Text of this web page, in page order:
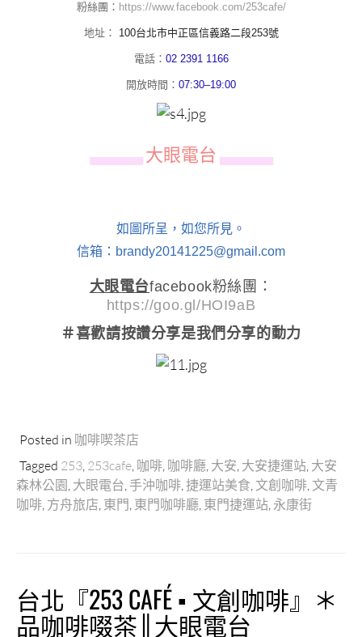
粉絲團： https://www.facebook.com/253cafe/
地址： 100台北市中正區信義路二段253號
電話： 02 2391 1166
開放時間： 07:30–19:00
▄▄▄▄▄▄ 大眼電台 ▄▄▄▄▄▄
如圖所呈，如您所見。
信箱：brandy20141225@gmail.com
大眼電台facebook粉絲團：
https://goo.gl/HOI9aB
＃喜歡請按讚分享是我們分享的動力
Posted in 咖啡喫茶店
Tagged 253 253cafe 咖啡 咖啡廳 大安 大安捷運站 大安
森林公園 大眼電台 手沖咖啡 捷運站美食 文創咖啡 文青
咖啡 方舟旅店 東門 東門咖啡廳 東門捷運站 永康街
台北『253 CAFÉ ▪ 文創咖啡』＊
品咖啡啜茶║大眼電台